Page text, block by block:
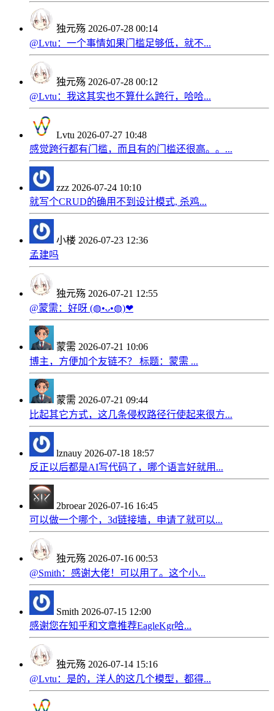
独元殇 2026-07-28 00:14
@Lvtu：一个事情如果门槛足够低，就不...
独元殇 2026-07-28 00:12
@Lvtu：我这其实也不算什么跨行，哈哈...
Lvtu 2026-07-27 10:48
感觉跨行都有门槛，而且有的门槛还很高。。...
zzz 2026-07-24 10:10
就写个CRUD的确用不到设计模式, 杀鸡...
小楼 2026-07-23 12:36
孟建吗
独元殇 2026-07-21 12:55
@蒙需：好呀 (◍•ᴗ•◍)❤
蒙需 2026-07-21 10:06
博主，方便加个友链不？ 标题：蒙需 ...
蒙需 2026-07-21 09:44
比起其它方式，这几条侵权路径行使起来很方...
lznauy 2026-07-18 18:57
反正以后都是AI写代码了，哪个语言好就用...
2broear 2026-07-16 16:45
可以做一个哪个，3d链接墙，申请了就可以...
独元殇 2026-07-16 00:53
@Smith：感谢大佬！可以用了。这个小...
Smith 2026-07-15 12:00
感谢您在知乎和文章推荐EagleKgr哈...
独元殇 2026-07-14 15:16
@Lvtu：是的，洋人的这几个模型，都得...